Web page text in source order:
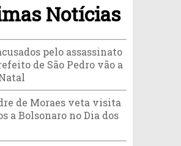
Notícias
pelo assassinato
de São Pedro vão a
de Moraes veta visita
a Bolsonaro no Dia dos